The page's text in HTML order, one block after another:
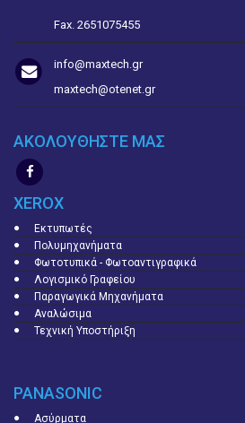
Fax. 2651075455
info@maxtech.gr
maxtech@otenet.gr
ΑΚΟΛΟΥΘΗΣΤΕ ΜΑΣ
XEROX
Εκτυπωτές
Πολυμηχανήματα
Φωτοτυπικά - Φωτοαντιγραφικά
Λογισμικό Γραφείου
Παραγωγικά Μηχανήματα
Αναλώσιμα
Τεχνική Υποστήριξη
PANASONIC
Ασύρματα